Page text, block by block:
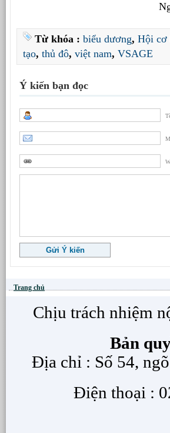
Từ khóa : biểu dương, Hội cơ
tạo, thủ đô, việt nam, VSAGE
Ý kiến bạn đọc
Trang chủ
Chịu trách nhiệm
Bản
Địa chỉ : Số 54,
Điện thoại :